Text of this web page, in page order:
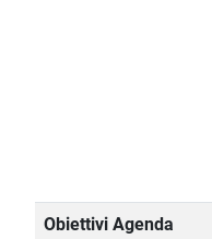
Obiettivi Agenda